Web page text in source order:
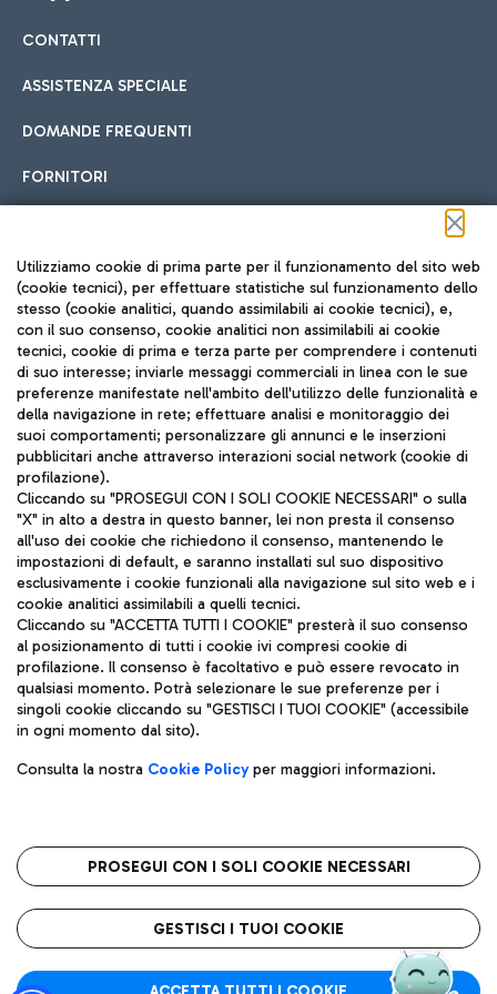
Cucina Internazionale
Fast Food
Pizza
Gelateria
Wine Bar & Sparkling
Hotel in aeroporto
Scegli l'alloggio più adatto e approfitta della vicinanza
all'aeroporto.
Car sharing
Con il Car Sharing è ancora più facile spostarsi
Treno
Raggiungi velocemente l'aeroporto di Fiumicino da Roma
tramite i servizi ferroviari Trenitalia.
Autobus
Scopri le linee di autobus per raggiungere l'aeroporto
Leonardo Da Vinci.
Raggiungi l’aeroporto senza pensieri con il servizio di taxi a
Ristoranti
Scopri la nostra offerta per una pausa gustosa in aeroporto
Mappa Aeroporto Fiumicino
CONTATTI
ASSISTENZA SPECIALE
DOMANDE FREQUENTI
FORNITORI
Seguici sui social
TRAVEL JOURNAL
ITA
Aeroporti di Roma S.p.A. - Società soggetta a direzione e
coordinamento di Mundys S.p.A.
Codice fiscale e Registro delle Imprese di Roma 13032990155 P.
IVA 06572251004
Capitale sociale 62.224.743,00 int. vers.
Sede legale: Via Pier Paolo Racchetti 1 - 00054 Fiumicino (RM)
telefono +39 06 65951
Privacy policy
Note legali
Roma FCO
L'aeroporto stellato
Utilizziamo cookie di prima parte per il funzionamento del sito web
(cookie tecnici), per effettuare statistiche sul funzionamento dello
stesso (cookie analitici, quando assimilabili ai cookie tecnici), e,
con il suo consenso, cookie analitici non assimilabili ai cookie
tecnici, cookie di prima e terza parte per comprendere i contenuti
di suo interesse; inviarle messaggi commerciali in linea con le sue
preferenze manifestate nell'ambito dell'utilizzo delle funzionalità e
della navigazione in rete; effettuare analisi e monitoraggio dei
suoi comportamenti; personalizzare gli annunci e le inserzioni
pubblicitari anche attraverso interazioni social network (cookie di
profilazione).
Cliccando su "PROSEGUI CON I SOLI COOKIE NECESSARI" o sulla
"X" in alto a destra in questo banner, lei non presta il consenso
all'uso dei cookie che richiedono il consenso, mantenendo le
impostazioni di default, e saranno installati sul suo dispositivo
esclusivamente i cookie funzionali alla navigazione sul sito web e i
cookie analitici assimilabili a quelli tecnici.
Cliccando su "ACCETTA TUTTI I COOKIE" presterà il suo consenso
al posizionamento di tutti i cookie ivi compresi cookie di
profilazione. Il consenso è facoltativo e può essere revocato in
qualsiasi momento. Potrà selezionare le sue preferenze per i
singoli cookie cliccando su "GESTISCI I TUOI COOKIE" (accessibile
in ogni momento dal sito).
Consulta la nostra Cookie Policyper maggiori informazioni.
PROSEGUI CON I SOLI COOKIE NECESSARI
GESTISCI I TUOI COOKIE